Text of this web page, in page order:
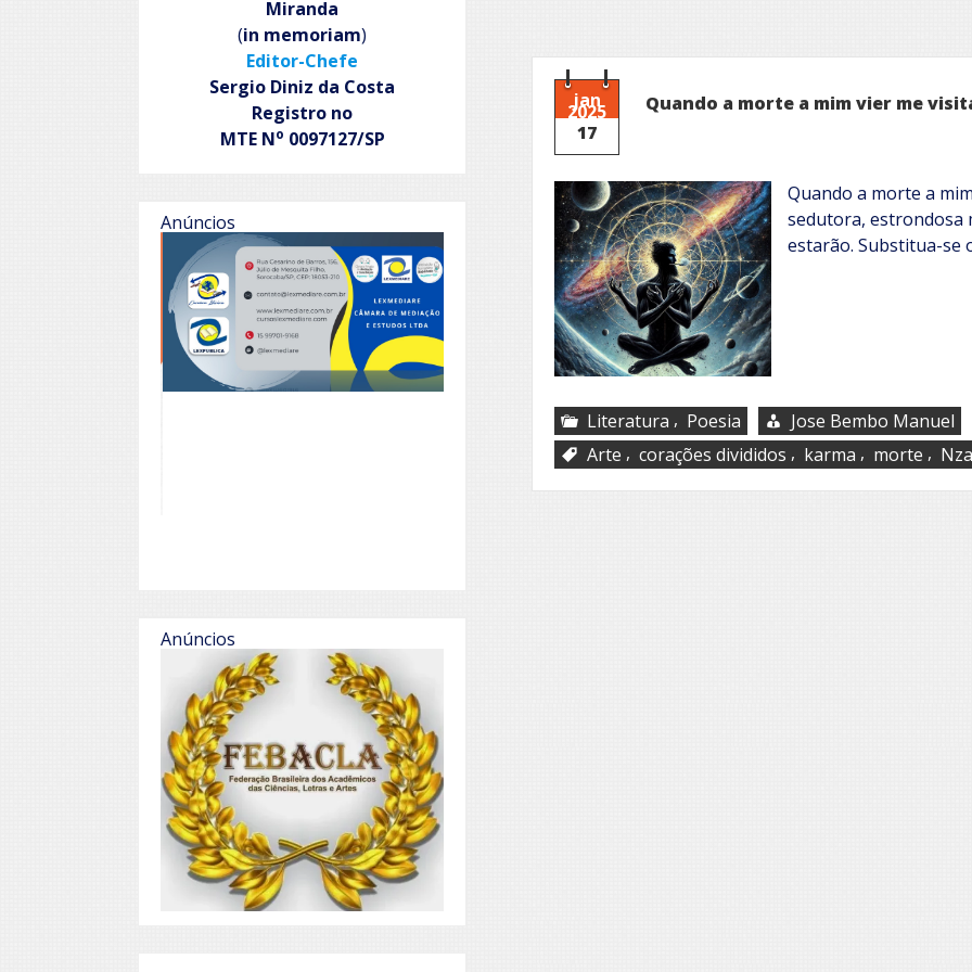
jan
2025
17
Quando a morte a mim vier me
Quando a morte a
sedutora, estrondosa
estarão. Substitua-se
Literatura , Poesia
Jose Bembo Manuel
Arte , corações divididos , karma , morte ,
Miranda
(in memoriam)
Editor-Chefe
Sergio Diniz da Costa
Registro no
MTE No 0097127/SP
Anúncios
Anúncios